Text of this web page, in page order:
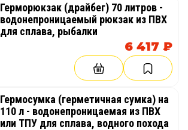
Герморюкзак (драйбег) 70 литров -
водонепроницаемый рюкзак из ПВХ
для сплава, рыбалки
6 417 ₽
Гермосумка (герметичная сумка) на
110 л - водонепроницаемая из ПВХ
или ТПУ для сплава, водного похода